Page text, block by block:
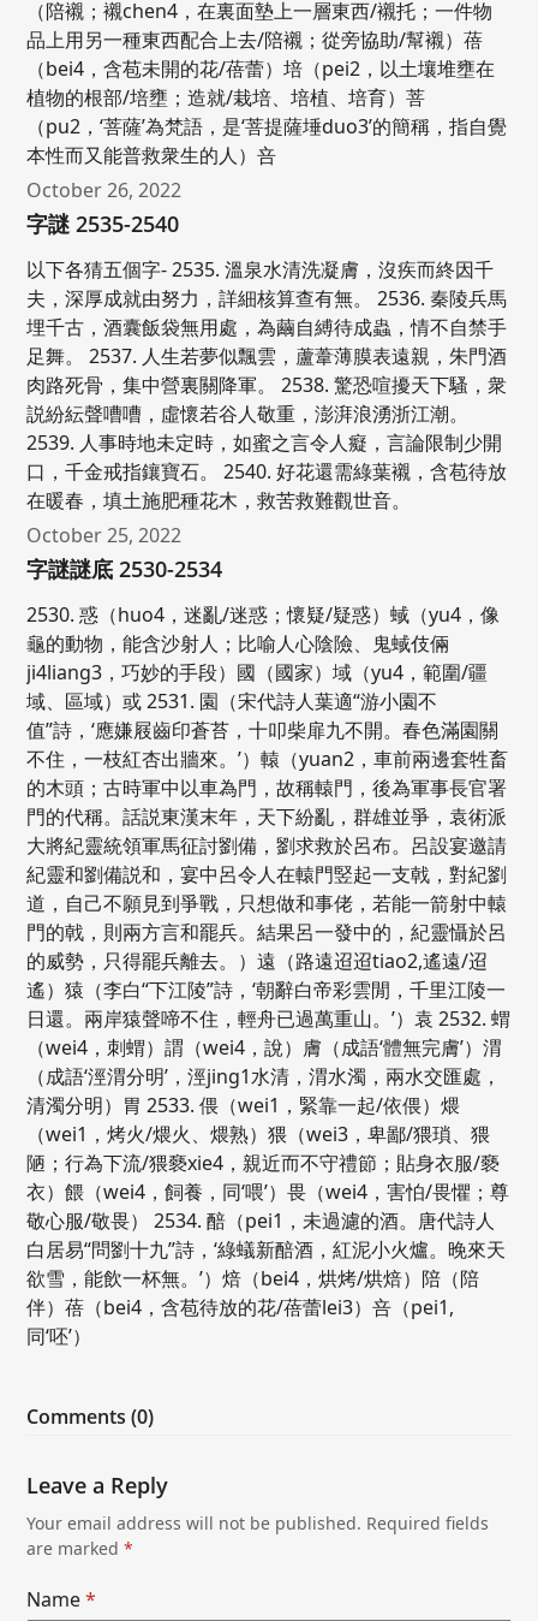
（陪襯；襯chen4，在裏面墊上一層東西/襯托；一件物
品上用另一種東西配合上去/陪襯；從旁協助/幫襯）蓓
（bei4，含苞未開的花/蓓蕾）培（pei2，以土壤堆壅在
植物的根部/培壅；造就/栽培、培植、培育）菩
（pu2，‘菩薩’為梵語，是‘菩提薩埵duo3’的簡稱，指自覺
本性而又能普救衆生的人）咅
October 26, 2022
字謎 2535-2540
以下各猜五個字- 2535. 溫泉水清洗凝膚，沒疾而終因千
夫，深厚成就由努力，詳細核算查有無。 2536. 秦陵兵馬
埋千古，酒囊飯袋無用處，為繭自縛待成蟲，情不自禁手
足舞。 2537. 人生若夢似飄雲，蘆葦薄膜表遠親，朱門酒
肉路死骨，集中營裏關降軍。 2538. 驚恐喧擾天下騷，衆
説紛紜聲嘈嘈，虛懷若谷人敬重，澎湃浪湧浙江潮。
2539. 人事時地未定時，如蜜之言令人癡，言論限制少開
口，千金戒指鑲寶石。 2540. 好花還需綠葉襯，含苞待放
在暖春，填土施肥種花木，救苦救難觀世音。
October 25, 2022
字謎謎底 2530-2534
2530. 惑（huo4，迷亂/迷惑；懷疑/疑惑）蜮（yu4，像
龜的動物，能含沙射人；比喻人心陰險、鬼蜮伎倆
ji4liang3，巧妙的手段）國（國家）域（yu4，範圍/疆
域、區域）或 2531. 園（宋代詩人葉適“游小園不
值”詩，‘應嫌屐齒印蒼苔，十叩柴扉九不開。春色滿園關
不住，一枝紅杏出牆來。’）轅（yuan2，車前兩邊套牲畜
的木頭；古時軍中以車為門，故稱轅門，後為軍事長官署
門的代稱。話説東漢末年，天下紛亂，群雄並爭，袁術派
大將紀靈統領軍馬征討劉備，劉求救於呂布。呂設宴邀請
紀靈和劉備説和，宴中呂令人在轅門竪起一支戟，對紀劉
道，自己不願見到爭戰，只想做和事佬，若能一箭射中轅
門的戟，則兩方言和罷兵。結果呂一發中的，紀靈懾於呂
的威勢，只得罷兵離去。）遠（路遠迢迢tiao2,遙遠/迢
遙）猿（李白“下江陵”詩，‘朝辭白帝彩雲閒，千里江陵一
日還。兩岸猿聲啼不住，輕舟已過萬重山。’）袁 2532. 蝟
（wei4，刺蝟）謂（wei4，說）膚（成語‘體無完膚’）渭
（成語‘涇渭分明’，涇jing1水清，渭水濁，兩水交匯處，
清濁分明）胃 2533. 偎（wei1，緊靠一起/依偎）煨
（wei1，烤火/煨火、煨熟）猥（wei3，卑鄙/猥瑣、猥
陋；行為下流/猥褻xie4，親近而不守禮節；貼身衣服/褻
衣）餵（wei4，飼養，同‘喂’）畏（wei4，害怕/畏懼；尊
敬心服/敬畏） 2534. 醅（pei1，未過濾的酒。唐代詩人
白居易“問劉十九”詩，‘綠蟻新醅酒，紅泥小火爐。晚來天
欲雪，能飲一杯無。’）焙（bei4，烘烤/烘焙）陪（陪
伴）蓓（bei4，含苞待放的花/蓓蕾lei3）咅（pei1,
同‘呸’）
Comments (0)
Leave a Reply
Your email address will not be published. Required fields
are marked*
Name*